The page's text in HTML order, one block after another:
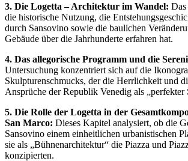
3. Die Logetta – Architektur im Wandel:
die historische Nutzung, die
durch Sansovino sowie die baulichen
Gebäude über die Jahrhunderte erfahren hat.
4. Das allegorische Programm und die
Untersuchung konzentriert sich auf die
Skulpturenschmucks, der die Herrlichkeit und
Ansprüche der Republik Venedig als „perfekter
5. Die Rolle der Logetta in der
San Marco: Dieses Kapitel analysiert, ob die
Sansovino einem einheitlichen urbanistischen
sie als „Bühnenarchitektur“ die Piazza und
konzipierten.